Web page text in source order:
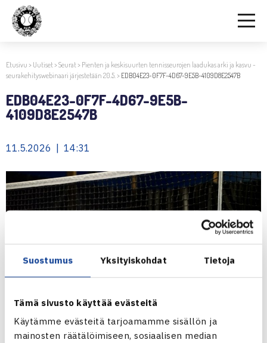
Suostumus Yksityiskohdat Tietoja
Tämä sivusto käyttää evästeitä
Käytämme evästeitä tarjoamamme sisällön ja
mainosten räätälöimiseen, sosiaalisen median
Etusivu > Uutiset>Seurat> Pienten ja keskisuurten tennisseurojen laadukas arki ja kasvu -
seurakehityswebinaari järjestetään 20.5.> EDB04E23-0F7F-4D67-9E5B-4109D8E2547B
EDB04E23-0F7F-4D67-9E5B-
4109D8E2547B
11.5.2026 | 14:31